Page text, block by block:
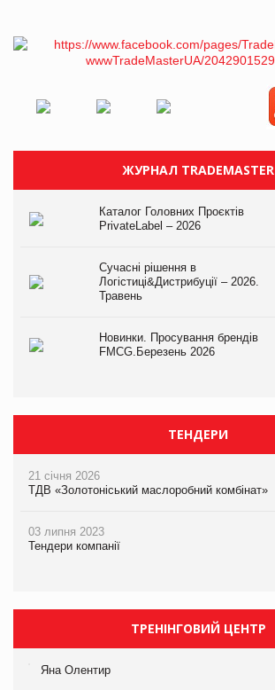
ЖУРНАЛ TRADEMASTER
Каталог Головних Проєктів
PrivateLabel – 2026
Сучасні рішення в
Логістиці&Дистрибуції – 2026.
Травень
Новинки. Просування брендів
FMCG.Березень 2026
ТЕНДЕРИ
21 січня 2026
ТДВ «Золотоніський маслоробний комбінат»
03 липня 2023
Тендери компанії
ТРЕНІНГОВИЙ ЦЕНТР
Яна Олентир